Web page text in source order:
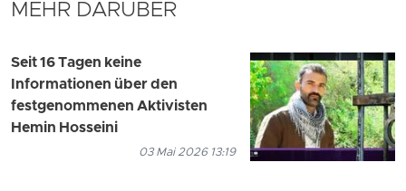
MEHR DARÜBER
Seit 16 Tagen keine
Informationen über den
festgenommenen Aktivisten
Hemin Hosseini
03 Mai 2026 13:19